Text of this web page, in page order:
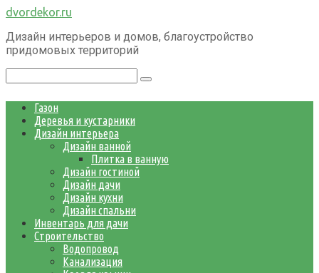
Перейти
контенту
dvordekor.ru
Дизайн интерьеров и домов, благоустройство
придомовых территорий
Газон
Деревья и кустарники
Дизайн интерьера
Дизайн ванной
Плитка в ванную
Дизайн гостиной
Дизайн дачи
Дизайн кухни
Дизайн спальни
Инвентарь для дачи
Строительство
Водопровод
Канализация